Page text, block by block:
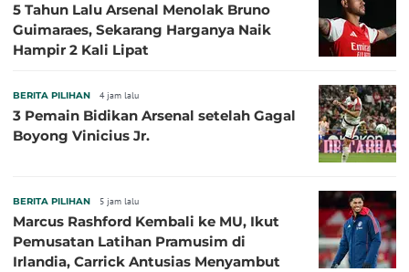
5 Tahun Lalu Arsenal Menolak Bruno
Guimaraes, Sekarang Harganya Naik
Hampir 2 Kali Lipat
BERITA PILIHAN 4 jam lalu
3 Pemain Bidikan Arsenal setelah Gagal
Boyong Vinicius Jr.
BERITA PILIHAN 5 jam lalu
Marcus Rashford Kembali ke MU, Ikut
Pemusatan Latihan Pramusim di
Irlandia, Carrick Antusias Menyambut